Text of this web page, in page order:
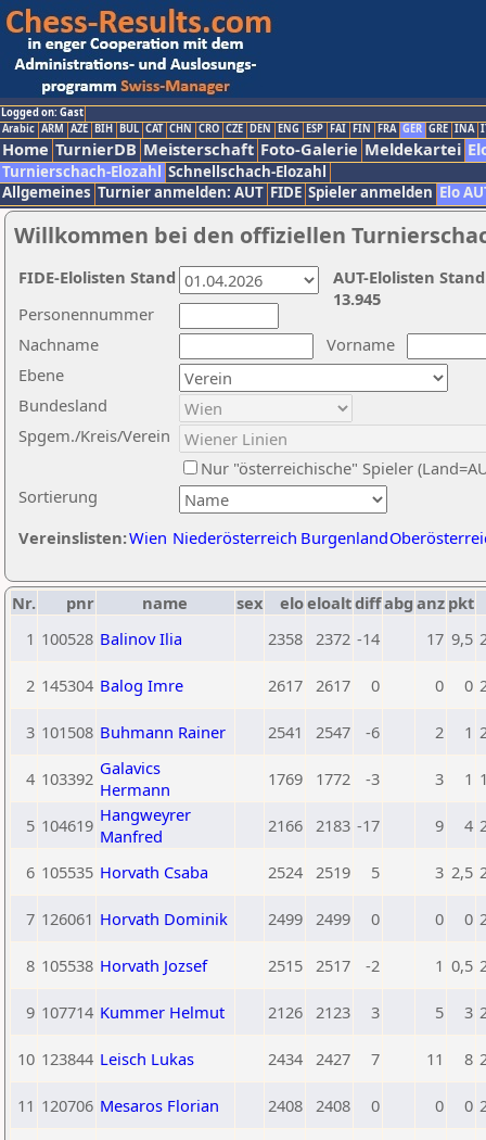
Logged on: Gast
Arabic ARM AZE BIH BUL CAT CHN CRO CZE DEN ENG ESP FAI FIN FRA GER GRE INA
Home TurnierDB Meisterschaft Foto-Galerie Meldekartei
Turnierschach-Elozahl Schnellschach-Elozahl
Allgemeines Turnier anmelden: AUT FIDE Spieler anmelden Elo
Willkommen bei den offiziellen
Nachname
Vorname
Ebene
Sortierung
Personennummer
Bundesland
Spgem./Kreis/Verein
Nur "österreichische" Spieler
Vereinslisten:Wien Niederösterreich Burgenland
AUT-Elolisten
13.945
FIDE-Elolisten Stand
Nr. pnr name sex eloeloaltdiffabg anz pkt
1 100528 Balinov Ilia 2358 2372 -14 17 9,5
2 145304 Balog Imre 2617 2617 0 0 0
3 101508 Buhmann Rainer 2541 2547 -6 2 1
4 103392 Galavics
Hermann
1769 1772 -3 3 1
5 104619 Hangweyrer
Manfred
2166 2183 -17 9 4
6 105535 Horvath Csaba 2524 2519 5 3 2,5
7 126061 Horvath Dominik 2499 2499 0 0 0
8 105538 Horvath Jozsef 2515 2517 -2 1 0,5
9 107714 Kummer Helmut 2126 2123 3 5 3
10 123844 Leisch Lukas 2434 2427 7 11 8
11 120706 Mesaros Florian 2408 2408 0 0 0